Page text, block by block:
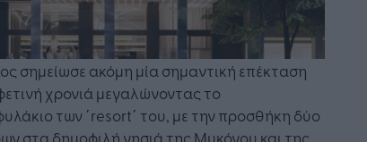
σημείωσε ακόμη μία σημαντική επέκταση
χρονιά μεγαλώνοντας το
των ΄resort΄ του, με την προσθήκη δύο
στα δημοφιλή νησιά της Μυκόνου και της